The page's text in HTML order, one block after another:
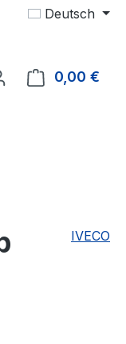
Deutsch
0 Produkte auf
0,00 €
IVECO